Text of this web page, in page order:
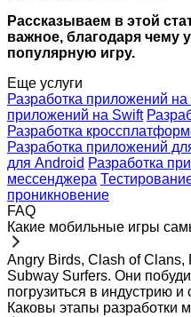
Рассказываем в этой
важное, благодаря чему
популярную игру.
Еще услуги
Разработка приложений на
приложений на Swift
Разработка
Разработка приложений
для Android Разработка
мессенджера
проникновение
FAQ
Какие мобильные игры
Angry Birds, Clash of Clans,
Subway Surfers. Они
погрузиться в индустрию
Каковы этапы разработки